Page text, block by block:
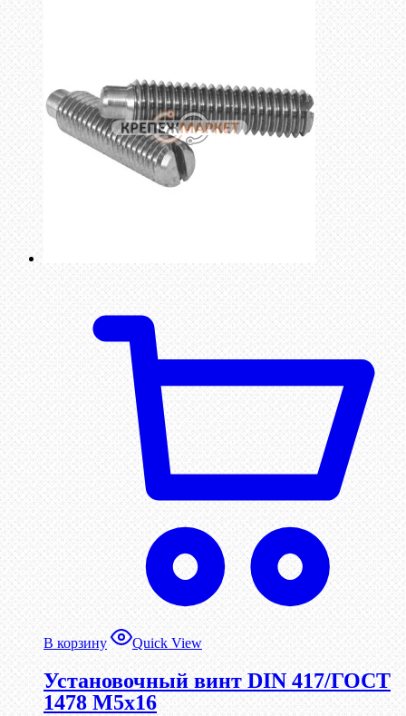
В корзину Quick View
Установочный винт DIN 417/ГОСТ
1478 М5х16